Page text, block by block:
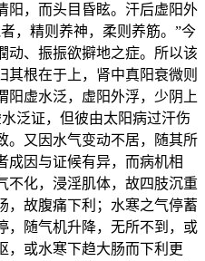
阳，而头目昏眩。汗后虚阳外
，精则养神，柔则养筋。”今
动、振振欲擗地之症。所以该
其根在于上，肾中真阳衰微则
阳虚水泛，虚阳外浮，少阴上
泛证，但彼由太阳病过汗伤
。又因水气变动不居，随其所
成因与证候有异，而病机相
不化，浸淫肌体，故四肢沉重
，故腹痛下利；水寒之气停蓄
，随气机升降，无所不到，或
，或水寒下趋大肠而下利更